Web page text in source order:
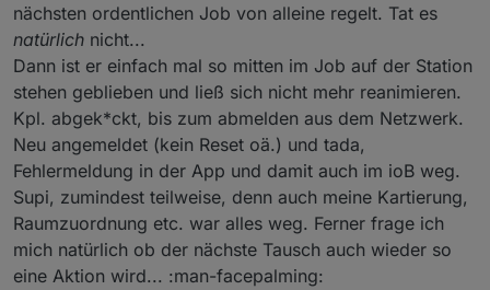
nächsten ordentlichen Job von alleine regelt. Tat es
natürlich nicht...
Dann ist er einfach mal so mitten im Job auf der Station
stehen geblieben und ließ sich nicht mehr reanimieren.
Kpl. abgek*ckt, bis zum abmelden aus dem Netzwerk.
Neu angemeldet (kein Reset oä.) und tada,
Fehlermeldung in der App und damit auch im ioB weg.
Supi, zumindest teilweise, denn auch meine Kartierung,
Raumzuordnung etc. war alles weg. Ferner frage ich
mich natürlich ob der nächste Tausch auch wieder so
eine Aktion wird... :man-facepalming: